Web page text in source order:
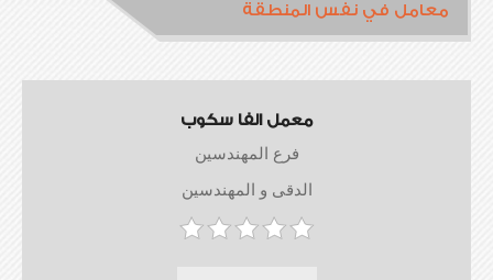
معامل في نفس المنطقة
معمل الفا سكوب
فرع المهندسين
الدقى و المهندسين